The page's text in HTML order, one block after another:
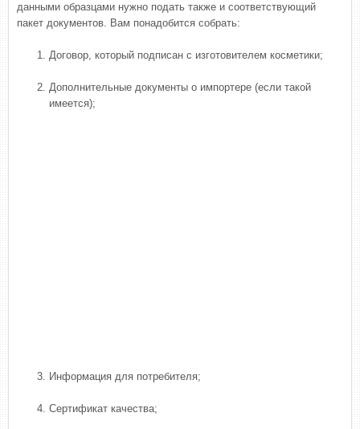
данными образцами нужно подать также и соответствующий
пакет документов. Вам понадобится собрать:
Договор, который подписан с изготовителем косметики;
Дополнительные документы о импортере (если такой
имеется);
Информация для потребителя;
Сертификат качества;